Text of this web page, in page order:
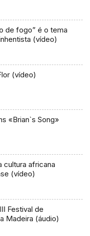
de fogo” é o tema
(vídeo)
(vídeo)
«Brian`s Song»
cultura africana
(vídeo)
Festival de
Madeira (áudio)